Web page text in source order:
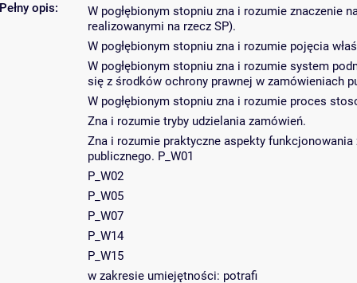
Pełny opis:
W pogłębionym stopniu zna i rozumie znaczenie
realizowanymi na rzecz SP).
W pogłębionym stopniu zna i rozumie pojęcia
W pogłębionym stopniu zna i rozumie system
się z środków ochrony prawnej w zamówieniach
W pogłębionym stopniu zna i rozumie proces
Zna i rozumie tryby udzielania zamówień.
Zna i rozumie praktyczne aspekty
publicznego. P_W01
P_W02
P_W05
P_W07
P_W14
P_W15
w zakresie umiejętności: potrafi